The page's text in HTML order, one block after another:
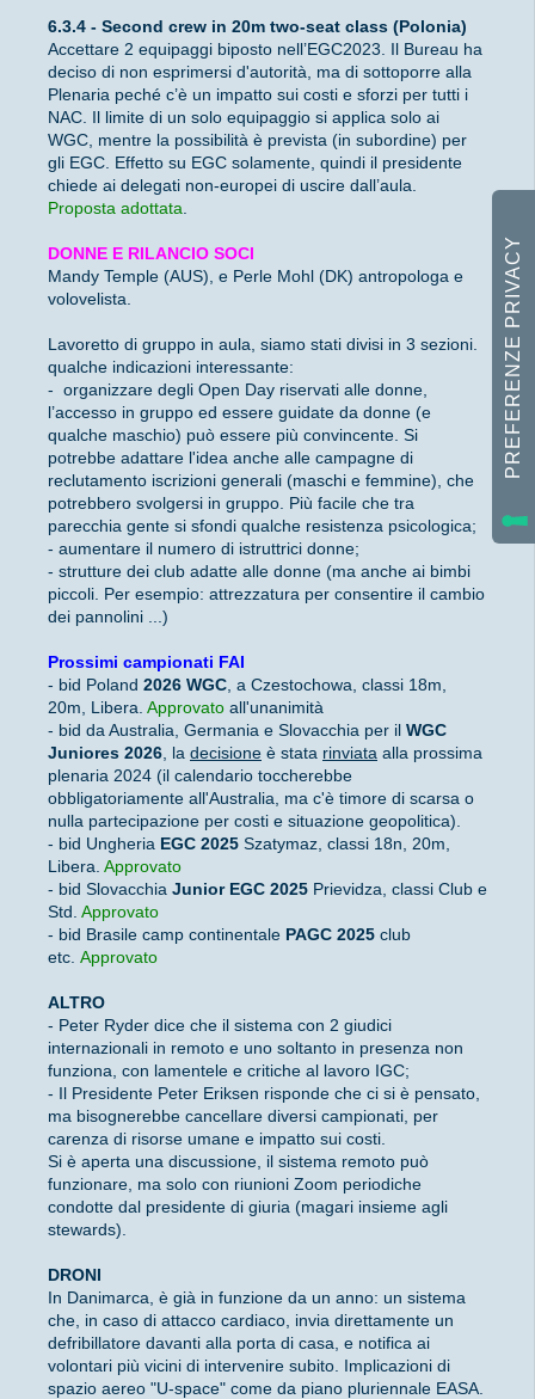
6.3.4 - Second crew in 20m two-seat class (Polonia)
Accettare 2 equipaggi biposto nell’EGC2023. Il Bureau ha
deciso di non esprimersi d'autorità, ma di sottoporre alla
Plenaria peché c’è un impatto sui costi e sforzi per tutti i
NAC. Il limite di un solo equipaggio si applica solo ai
WGC, mentre la possibilità è prevista (in subordine) per
gli EGC. Effetto su EGC solamente, quindi il presidente
chiede ai delegati non-europei di uscire dall’aula.
Proposta adottata
DONNE E RILANCIO SOCI
Mandy Temple (AUS), e Perle Mohl (DK) antropologa e
volovelista.
Lavoretto di gruppo in aula, siamo stati divisi in 3 sezioni.
qualche indicazioni interessante:
- organizzare degli Open Day riservati alle donne,
l’accesso in gruppo ed essere guidate da donne (e
qualche maschio) può essere più convincente. Si
potrebbe adattare l'idea anche alle campagne di
reclutamento iscrizioni generali (maschi e femmine), che
potrebbero svolgersi in gruppo. Più facile che tra
parecchia gente si sfondi qualche resistenza psicologica;
- aumentare il numero di istruttrici donne;
- strutture dei club adatte alle donne (ma anche ai bimbi
piccoli. Per esempio: attrezzatura per consentire il cambio
dei pannolini ...)
Prossimi campionati FAI
- bid Poland 2026 WGC , a Czestochowa, classi 18m,
20m, Libera. Approvato all'unanimità
- bid da Australia, Germania e Slovacchia per il WGC
Juniores 2026 , la decisione è stata rinviata alla prossima
plenaria 2024 (il calendario toccherebbe
obbligatoriamente all'Australia, ma c'è timore di scarsa o
nulla partecipazione per costi e situazione geopolitica).
- bid Ungheria EGC 2025 Szatymaz, classi 18n, 20m,
Libera. Approvato
- bid Slovacchia Junior EGC 2025 Prievidza, classi Club e
Std. Approvato
- bid Brasile camp continentale PAGC 2025 club
etc. Approvato
ALTRO
- Peter Ryder dice che il sistema con 2 giudici
internazionali in remoto e uno soltanto in presenza non
funziona, con lamentele e critiche al lavoro IGC;
- Il Presidente Peter Eriksen risponde che ci si è pensato,
ma bisognerebbe cancellare diversi campionati, per
carenza di risorse umane e impatto sui costi.
Si è aperta una discussione, il sistema remoto può
funzionare, ma solo con riunioni Zoom periodiche
condotte dal presidente di giuria (magari insieme agli
stewards).
DRONI
In Danimarca, è già in funzione da un anno: un sistema
che, in caso di attacco cardiaco, invia direttamente un
defribillatore davanti alla porta di casa, e notifica ai
volontari più vicini di intervenire subito. Implicazioni di
spazio aereo "U-space" come da piano pluriennale EASA.